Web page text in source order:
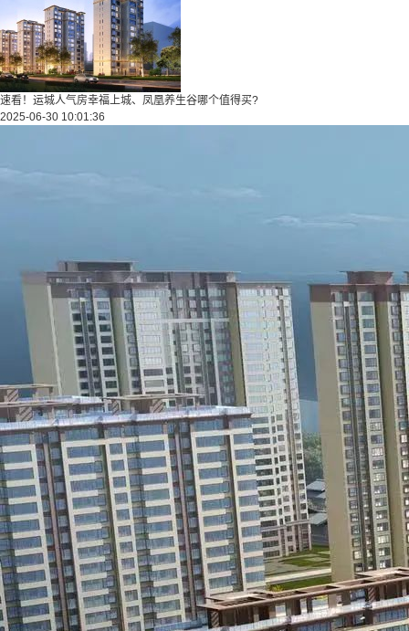
速看！运城人气房幸福上城、凤凰养生谷哪个值得买?
2025-06-30 10:01:36